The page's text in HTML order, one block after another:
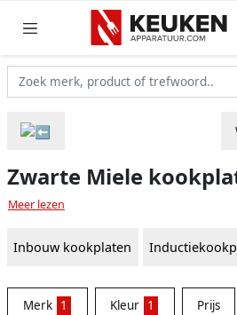
Zwarte Miele
Meer lezen
Inbouw kookplaten
Merk 1 Kleur 1 Prijs